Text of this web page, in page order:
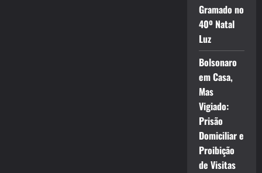
Gramado no
40º Natal
Luz
Bolsonaro
em Casa,
Mas
Vigiado:
Prisão
Domiciliar e
Proibição
de Visitas